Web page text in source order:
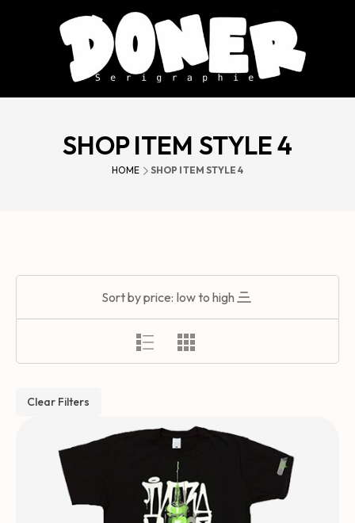
SHOP ITEM STYLE 4
HOME SHOP ITEM STYLE 4
Sort by price: low to high
Clear Filters